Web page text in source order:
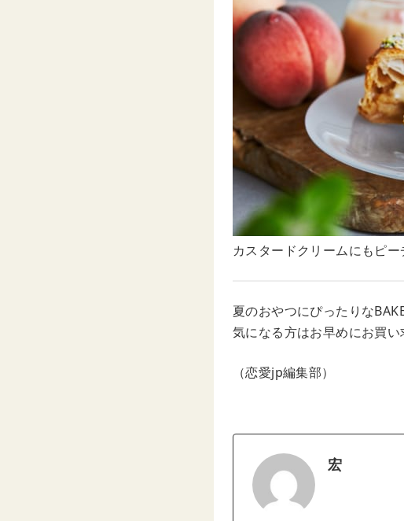
カスタードクリームにもピ
夏のおやつにぴったりな
気になる方はお早めにお買
（恋愛jp編集部）
宏